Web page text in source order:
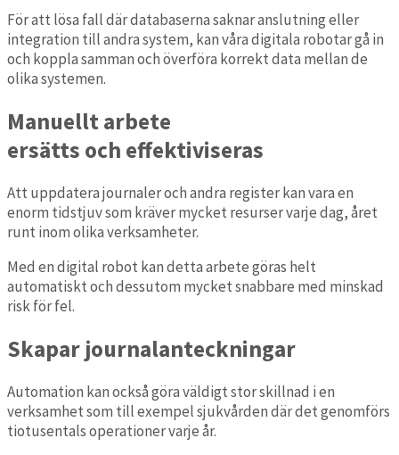
För att lösa fall där databaserna saknar anslutning eller
integration till andra system, kan våra digitala robotar gå in
och koppla samman och överföra korrekt data mellan de
olika systemen.
Manuellt arbete
ersätts och effektiviseras
Att uppdatera journaler och andra register kan vara en
enorm tidstjuv som kräver mycket resurser varje dag, året
runt inom olika verksamheter.
Med en digital robot kan detta arbete göras helt
automatiskt och dessutom mycket snabbare med minskad
risk för fel.
Skapar journalanteckningar
Automation kan också göra väldigt stor skillnad i en
verksamhet som till exempel sjukvården där det genomförs
tiotusentals operationer varje år.